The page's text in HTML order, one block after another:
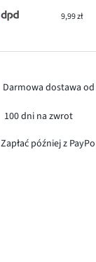
9,99 zł
Darmowa dostawa od
100 dni na zwrot
Zapłać później z